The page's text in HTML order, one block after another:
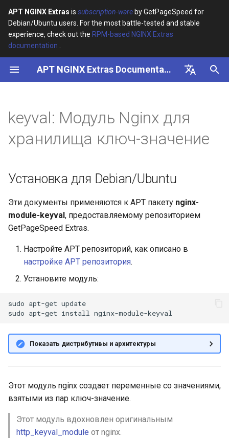
APT NGINX Extras is subscription-ware by GetPageSpeed for
Debian/Ubuntu users. For the most battle-tested and stable
experience, check out the RPM-based NGINX Extras
documentation
APT NGINX Extras Documentation
Русский
И
и
а
л
з
а
ц
Установка для
Debian/Ubuntu
Директивы
Конфигурация:
ngx_stream_keyval_module
Пример
Директивы
Пример
keyval: Модуль Nginx для
хранилища ключ-значение
Установка для Debian/Ubuntu
Эти документы применяются к APT пакету nginx-
module-keyval, предоставляемому репозиторием
GetPageSpeed Extras.
Настройте APT репозиторий, как описано в
настройке APT репозитория.
Установите модуль:
sudo apt-get update
sudo apt-get install
Показать дистрибутивы и архитектуры
Этот модуль nginx создает переменные со значениями,
взятыми из пар ключ-значение.
Этот модуль вдохновлен оригинальным
http_keyval_module от nginx.